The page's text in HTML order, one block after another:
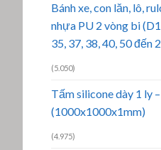
Bánh xe, con lăn, lô,
nhựa PU 2 vòng bi
35, 37, 38, 40, 50 đến
(5.050)
Tấm silicone dày 1 ly
(1000x1000x1mm)
(4.975)